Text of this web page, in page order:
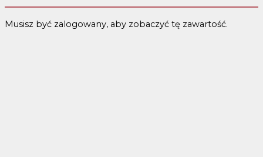
Musisz być zalogowany, aby zobaczyć tę zawartość.